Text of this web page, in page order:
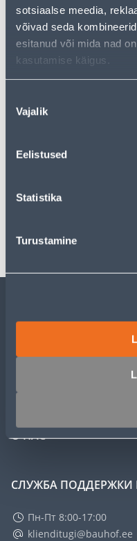
sotsiaalse meedia,
võivad seda
esitanud või mida nad
kasutamise käigus.
valik
Vajalik
Eelistused
Statistika
Turustamine
• 14-päevane
• HANKIJA LAOST
Описание
Спецификация
ОБСЛУЖИВАНИЕ
УСЛУГИ
КЛУБ МАСТЕРОВ
О НАС
СЛУЖБА ПОДДЕРЖКИ
Пн-Пт 8:00-17:00
klienditugi@bauhof.ee